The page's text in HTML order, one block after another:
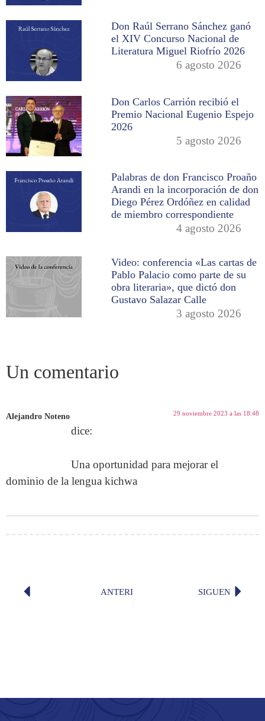
Don Raúl Serrano Sánchez ganó
el XIV Concurso Nacional de
Literatura Miguel Riofrío 2026
6 agosto 2026
Don Carlos Carrión recibió el
Premio Nacional Eugenio Espejo
2026
5 agosto 2026
Palabras de don Francisco Proaño
Arandi en la incorporación de don
Diego Pérez Ordóñez en calidad
de miembro correspondiente
4 agosto 2026
Video: conferencia «Las cartas de
Pablo Palacio como parte de su
obra literaria», que dictó don
Gustavo Salazar Calle
3 agosto 2026
Un comentario
Alejandro Noteno
dice:
29 noviembre 2023 a las 18:48
Una oportunidad para mejorar el
dominio de la lengua kichwa
ANTERIOR Discurso de bienvenida a Niall
SIGUENTESe